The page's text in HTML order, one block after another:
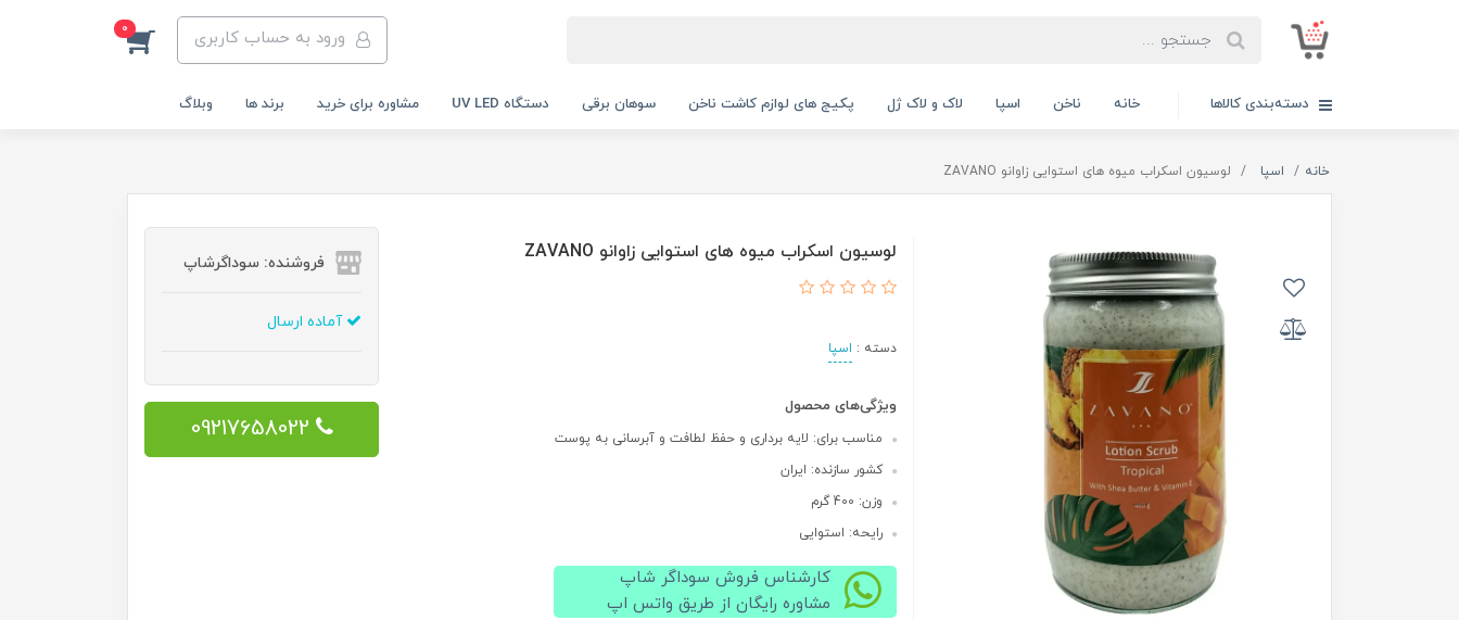
ورود به حساب کاربری 0
دسته‌بندی کالاها خانه ناخن اسپا لاک و لاک ژل پکیج های لوازم کاشت ناخن سوهان برقی دستگاه UV LED مشاوره برای خرید برند ها وبلاگ
خانه اسپا لوسیون اسکراب میوه های استوایی زاوانو ZAVANO
لوسیون اسکراب میوه های استوایی زاوانو ZAVANO
دسته : اسپا
ویژگی‌های محصول
مناسب برای: لایه برداری و حفظ لطافت و آبرسانی به پوست
کشور سازنده: ایران
وزن: 400 گرم
رایحه: استوایی
کارشناس فروش سوداگر شاپ
مشاوره رایگان از طریق واتس اپ
فروشنده: سوداگرشاپ
آماده ارسال
09217658022